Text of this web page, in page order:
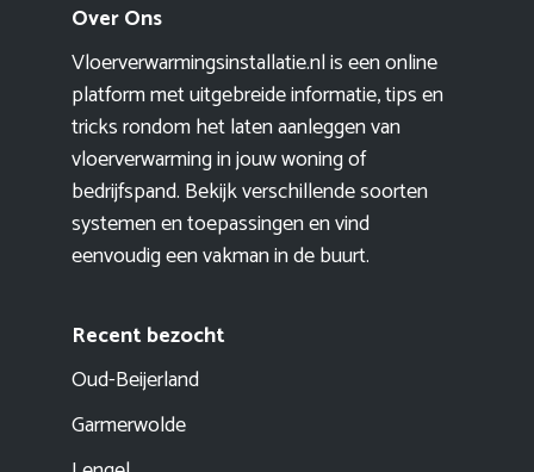
Over Ons
Vloerverwarmingsinstallatie.nl is een online
platform met uitgebreide informatie, tips en
tricks rondom het laten aanleggen van
vloerverwarming in jouw woning of
bedrijfspand. Bekijk verschillende soorten
systemen en toepassingen en vind
eenvoudig een vakman in de buurt.
Recent bezocht
Oud-Beijerland
Garmerwolde